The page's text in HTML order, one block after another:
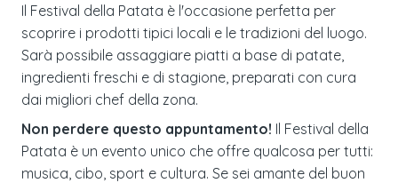
Il Festival della Patata è l'occasione perfetta per
scoprire i prodotti tipici locali e le tradizioni del luogo.
Sarà possibile assaggiare piatti a base di patate,
ingredienti freschi e di stagione, preparati con cura
dai migliori chef della zona.
Non perdere questo appuntamento! Il Festival della
Patata è un evento unico che offre qualcosa per tutti:
musica, cibo, sport e cultura. Se sei amante del buon